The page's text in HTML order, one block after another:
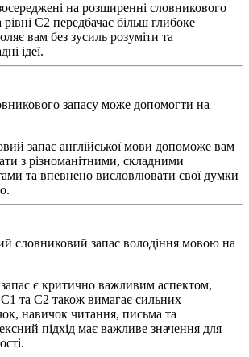
на розширенні словникового
рівні С2 передбачає більш глибоке
вам без зусиль розуміти та
ідеї.
запасу може допомогти на
запас англійської мови допоможе вам
з різноманітними, складними
та впевнено висловлювати свої думки
словниковий запас володіння мовою на
є критично важливим аспектом,
та С2 також вимагає сильних
навичок читання, письма та
підхід має важливе значення для